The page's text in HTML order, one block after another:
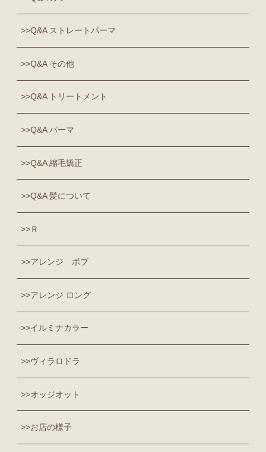
Q&A ストレートパーマ
Q&A その他
Q&A トリートメント
Q&A パーマ
Q&A 縮毛矯正
Q&A 髪について
Ｒ
アレンジ ボブ
アレンジ ロング
イルミナカラー
ヴィラロドラ
オッジオット
お店の様子